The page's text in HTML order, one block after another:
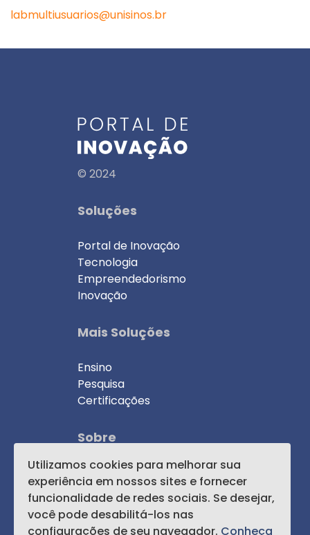
labmultiusuarios@unisinos.br
© 2024
Soluções
Portal de Inovação
Tecnologia
Empreendedorismo
Inovação
Mais Soluções
Ensino
Pesquisa
Certificações
Sobre
Notícias
Contato
Política de Privacidade
Utilizamos cookies para melhorar sua
experiência em nossos sites e fornecer
funcionalidade de redes sociais. Se desejar,
você pode desabilitá-los nas
configurações de seu navegador. Conheça